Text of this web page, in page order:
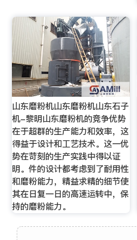
山东磨粉机山东磨粉机山东石子
机-黎明山东磨粉机的竞争优势
在于超群的生产能力和效率，这
得益于设计和工艺技术。这一优
势在苛刻的生产实践中得以证
明。件的设计都考虑到了耐用性
和磨粉能力，精益求精的细节使
其在日复一日的高速运转中，保
持的磨粉能力。